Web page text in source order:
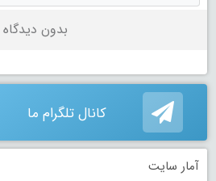
بدون دیدگاه
کانال تلگرام ما
آمار سایت